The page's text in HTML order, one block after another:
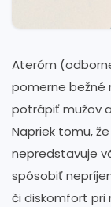
Ateróm
pomerne bežné
potrápiť mužov
Napriek tomu,
nepredstavuje
spôsobiť
či diskomfort pri